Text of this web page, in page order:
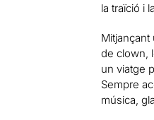
la traïció i
de clown,
un viatge
Sempre
música,